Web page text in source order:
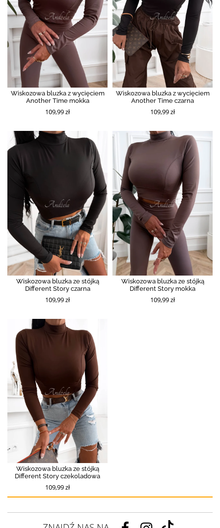
Wiskozowa bluzka z wycięciem
Another Time mokka
109,99 zł
Wiskozowa bluzka z wycięciem
Another Time czarna
109,99 zł
Wiskozowa bluzka ze stójką
Different Story czarna
109,99 zł
Wiskozowa bluzka ze stójką
Different Story mokka
109,99 zł
Wiskozowa bluzka ze stójką
Different Story czekoladowa
109,99 zł